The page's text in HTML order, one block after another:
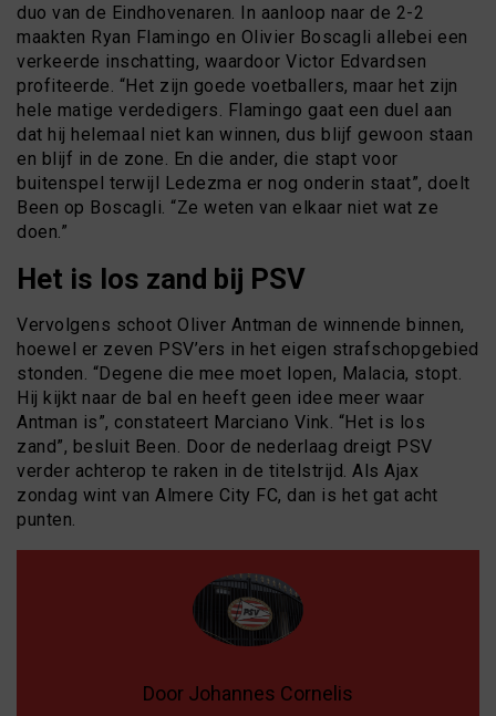
duo van de Eindhovenaren. In aanloop naar de 2-2
maakten Ryan Flamingo en Olivier Boscagli allebei een
verkeerde inschatting, waardoor Victor Edvardsen
profiteerde. “Het zijn goede voetballers, maar het zijn
hele matige verdedigers. Flamingo gaat een duel aan
dat hij helemaal niet kan winnen, dus blijf gewoon staan
en blijf in de zone. En die ander, die stapt voor
buitenspel terwijl Ledezma er nog onderin staat”, doelt
Been op Boscagli. “Ze weten van elkaar niet wat ze
doen.”
Het is los zand bij PSV
Vervolgens schoot Oliver Antman de winnende binnen,
hoewel er zeven PSV’ers in het eigen strafschopgebied
stonden. “Degene die mee moet lopen, Malacia, stopt.
Hij kijkt naar de bal en heeft geen idee meer waar
Antman is”, constateert Marciano Vink. “Het is los
zand”, besluit Been. Door de nederlaag dreigt PSV
verder achterop te raken in de titelstrijd. Als Ajax
zondag wint van Almere City FC, dan is het gat acht
punten.
Door Johannes Cornelis